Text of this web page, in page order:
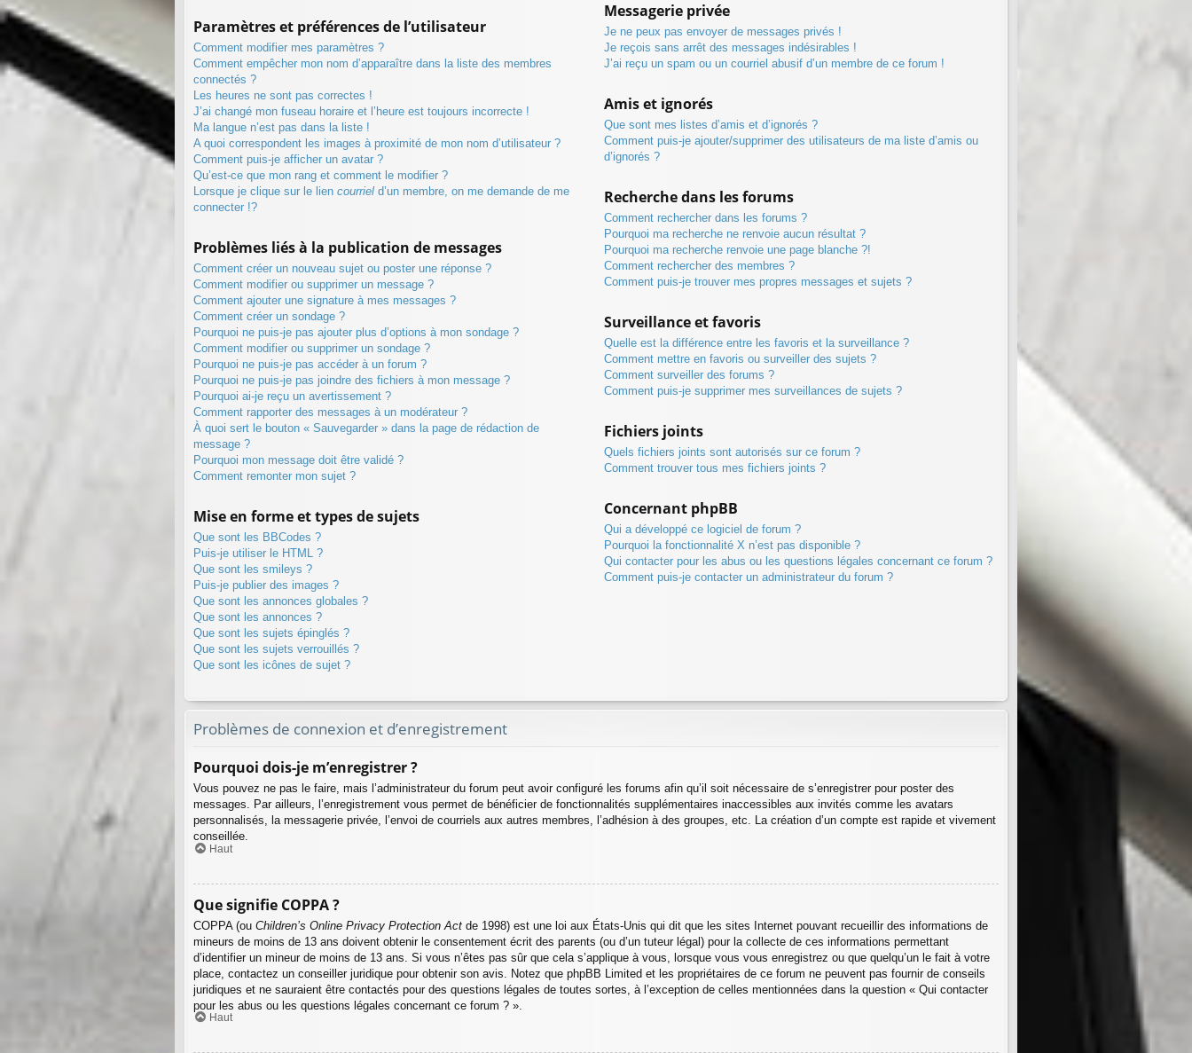
Paramètres et préférences de l’utilisateur
Comment modifier mes paramètres ?
Comment empêcher mon nom d’apparaître dans la liste des membres
connectés ?
Les heures ne sont pas correctes !
J’ai changé mon fuseau horaire et l’heure est toujours incorrecte !
Ma langue n’est pas dans la liste !
A quoi correspondent les images à proximité de mon nom d’utilisateur ?
Comment puis-je afficher un avatar ?
Qu’est-ce que mon rang et comment le modifier ?
Lorsque je clique sur le lien courriel d’un membre, on me demande de me
connecter !?
Problèmes liés à la publication de messages
Comment créer un nouveau sujet ou poster une réponse ?
Comment modifier ou supprimer un message ?
Comment ajouter une signature à mes messages ?
Comment créer un sondage ?
Pourquoi ne puis-je pas ajouter plus d’options à mon sondage ?
Comment modifier ou supprimer un sondage ?
Pourquoi ne puis-je pas accéder à un forum ?
Pourquoi ne puis-je pas joindre des fichiers à mon message ?
Pourquoi ai-je reçu un avertissement ?
Comment rapporter des messages à un modérateur ?
À quoi sert le bouton « Sauvegarder » dans la page de rédaction de
message ?
Pourquoi mon message doit être validé ?
Comment remonter mon sujet ?
Mise en forme et types de sujets
Que sont les BBCodes ?
Puis-je utiliser le HTML ?
Que sont les smileys ?
Puis-je publier des images ?
Que sont les annonces globales ?
Que sont les annonces ?
Que sont les sujets épinglés ?
Que sont les sujets verrouillés ?
Que sont les icônes de sujet ?
Messagerie privée
Je ne peux pas envoyer de messages privés !
Je reçois sans arrêt des messages indésirables !
J’ai reçu un spam ou un courriel abusif d’un membre de ce forum !
Amis et ignorés
Que sont mes listes d’amis et d’ignorés ?
Comment puis-je ajouter/supprimer des utilisateurs de ma liste d’amis ou
d’ignorés ?
Recherche dans les forums
Comment rechercher dans les forums ?
Pourquoi ma recherche ne renvoie aucun résultat ?
Pourquoi ma recherche renvoie une page blanche ?!
Comment rechercher des membres ?
Comment puis-je trouver mes propres messages et sujets ?
Surveillance et favoris
Quelle est la différence entre les favoris et la surveillance ?
Comment mettre en favoris ou surveiller des sujets ?
Comment surveiller des forums ?
Comment puis-je supprimer mes surveillances de sujets ?
Fichiers joints
Quels fichiers joints sont autorisés sur ce forum ?
Comment trouver tous mes fichiers joints ?
Concernant phpBB
Qui a développé ce logiciel de forum ?
Pourquoi la fonctionnalité X n’est pas disponible ?
Qui contacter pour les abus ou les questions légales concernant ce forum ?
Comment puis-je contacter un administrateur du forum ?
Problèmes de connexion et d’enregistrement
Pourquoi dois-je m’enregistrer ?
Vous pouvez ne pas le faire, mais l’administrateur du forum peut avoir configuré les forums afin qu’il soit nécessaire de s’enregistrer pour poster des
messages. Par ailleurs, l’enregistrement vous permet de bénéficier de fonctionnalités supplémentaires inaccessibles aux invités comme les avatars
personnalisés, la messagerie privée, l’envoi de courriels aux autres membres, l’adhésion à des groupes, etc. La création d’un compte est rapide et vivement
conseillée.
Haut
Que signifie COPPA ?
COPPA (ou Children’s Online Privacy Protection Act de 1998) est une loi aux États-Unis qui dit que les sites Internet pouvant recueillir des informations de
mineurs de moins de 13 ans doivent obtenir le consentement écrit des parents (ou d’un tuteur légal) pour la collecte de ces informations permettant
d’identifier un mineur de moins de 13 ans. Si vous n’êtes pas sûr que cela s’applique à vous, lorsque vous vous enregistrez ou que quelqu’un le fait à votre
place, contactez un conseiller juridique pour obtenir son avis. Notez que phpBB Limited et les propriétaires de ce forum ne peuvent pas fournir de conseils
juridiques et ne sauraient être contactés pour des questions légales de toutes sortes, à l’exception de celles mentionnées dans la question « Qui contacter
pour les abus ou les questions légales concernant ce forum ? ».
Haut